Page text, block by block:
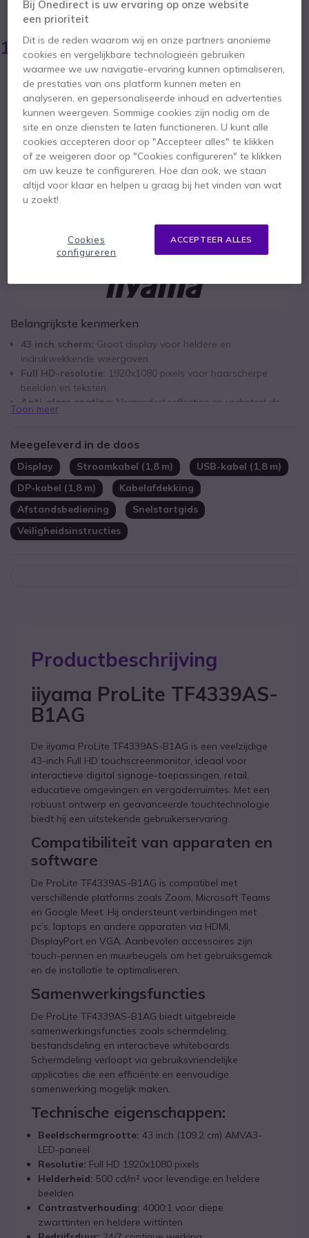
BESPAAR 453,00 €
1.246,95 € ex. BTW - 1.508,81 € incl. BTW
Aantal
IN WINKELWAGEN
OFFERTE BINNEN 4 UUR
Niet op voorraad
46 producten in platformvoorraad
Levering:5-7 dagen
Belangrijkste kenmerken
43 inch scherm: Groot display voor heldere en
indrukwekkende weergaven.
Full HD-resolutie: 1920x1080 pixels voor haarscherpe
beelden en teksten.
Anti-glare coating: Vermindert reflecties en verbetert de
leesbaarheid, zelfs bij fel omgevingslicht.
touchgebaren voor een soepele en intuïtieve bediening.
Robuust ontwerp:Geschikt voor intensief dagelijks gebruik,
met name in publieke en commerciële omgevingen.
Metalen behuizing: Biedt extra duurzaamheid en
bescherming.
Toon meer
Meegeleverd in de doos
Display Stroomkabel (1,8 m)
USB-kabel (1,8 m)
DP-kabel (1,8 m)
Kabelafdekking
Afstandsbediening
Snelstartgids
Veiligheidsinstructies
Productbeschrijving
iiyama ProLite TF4339AS-
B1AG
De iiyama ProLite TF4339AS-B1AG is een veelzijdige
43-inch Full HD touchscreenmonitor, ideaal voor
interactieve digital signage-toepassingen, retail,
educatieve omgevingen en vergaderruimtes. Met een
robuust ontwerp en geavanceerde touchtechnologie
biedt hij een uitstekende gebruikerservaring.
Compatibiliteit van apparaten en
software
De ProLite TF4339AS-B1AG is compatibel met
verschillende platforms zoals Zoom, Microsoft Teams
en Google Meet. Hij ondersteunt verbindingen met
pc’s, laptops en andere apparaten via HDMI,
DisplayPort en VGA. Aanbevolen accessoires zijn
touch-pennen en muurbeugels om het gebruiksgemak
en de installatie te optimaliseren.
Samenwerkingsfuncties
De ProLite TF4339AS-B1AG biedt uitgebreide
samenwerkingsfuncties zoals schermdeling,
bestandsdeling en interactieve whiteboards.
Schermdeling verloopt via gebruiksvriendelijke
applicaties die een efficiënte en eenvoudige
samenwerking mogelijk maken.
Technische eigenschappen:
Beeldschermgrootte: 43 inch (109,2 cm) AMVA3-
LED-paneel
Resolutie: Full HD 1920x1080 pixels
Helderheid: 500 cd/m² voor levendige en heldere
beelden
Contrastverhouding: 4000:1 voor diepe
zwarttinten en heldere wittinten
Bij Onedirect is uw ervaring op onze website
een prioriteit
Dit is de reden waarom wij en onze partners anonieme
cookies en vergelijkbare technologieën gebruiken
waarmee we uw navigatie-ervaring kunnen optimaliseren,
de prestaties van ons platform kunnen meten en
analyseren, en gepersonaliseerde inhoud en advertenties
kunnen weergeven. Sommige cookies zijn nodig om de
site en onze diensten te laten functioneren. U kunt alle
cookies accepteren door op "Accepteer alles" te klikken
of ze weigeren door op "Cookies configureren" te klikken
om uw keuze te configureren. Hoe dan ook, we staan
altijd voor klaar en helpen u graag bij het vinden van wat
u zoekt!
ACCEPTEER ALLES
Cookies
configureren